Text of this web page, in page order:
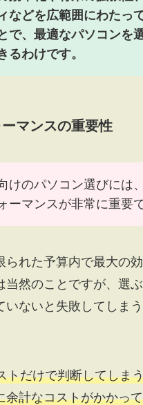
などを広範囲にわたっ
で、最適なパソコンを
るわけです。
マンスの重要性
けのパソコン選びには
ーマンスが非常に重要で
られた予算内で最大の
当然のことですが、選
いないと失敗してしま
トだけで判断してしま
余計なコストがかかっ